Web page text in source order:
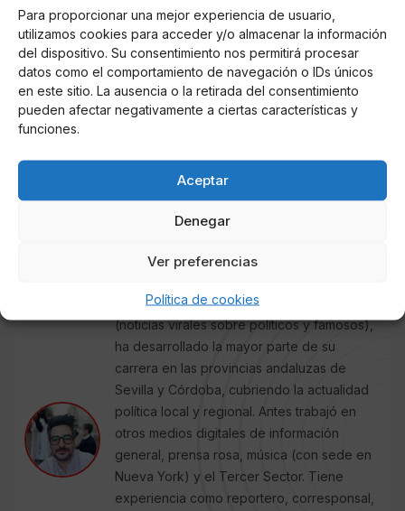
Para proporcionar una mejor experiencia de usuario,
utilizamos cookies para acceder y/o almacenar la información
del dispositivo. Su consentimiento nos permitirá procesar
datos como el comportamiento de navegación o IDs únicos
en este sitio. La ausencia o la retirada del consentimiento
pueden afectar negativamente a ciertas características y
funciones.
Aceptar
Denegar
Ver preferencias
Política de cookies
hecho de que la máxima autoridad de la
Iglesia
católica se haya visto conDíazy que además ambos
mandatarios mantengan posiciones compartidas en
muchos aspectos, puede ayudar a normalizar sus
propuestas ante un electorado centrista e incluso
conservador.
Redactor de COLUMNA CERO
Sucesos, Obituarios y Redes Sociales
(noticias virales sobre políticos y famosos),
ha desarrollado la mayor parte de su
carrera en las provincias andaluzas de
Sevilla y Córdoba, cubriendo la actualidad
política local y regional. Antes trabajó en
otros medios digitales de información
general, prensa rosa, música (con sede en
Nueva York) y el Tercer Sector. Tiene
experiencia como reportero, corresponsal,